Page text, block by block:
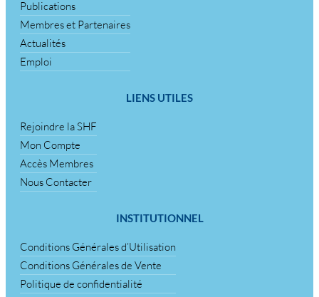
Publications
Membres et Partenaires
Actualités
Emploi
LIENS UTILES
Rejoindre la SHF
Mon Compte
Accès Membres
Nous Contacter
INSTITUTIONNEL
Conditions Générales d’Utilisation
Conditions Générales de Vente
Politique de confidentialité